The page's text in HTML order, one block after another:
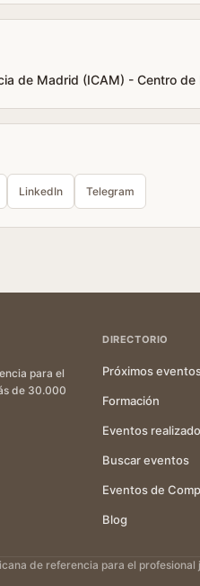
de Madrid (ICAM) - Centro de
LinkedIn Telegram
para el
de 30.000
DIRECTORIO
Próximos
Formación
Eventos
Buscar eventos
Eventos de
Blog
de referencia para el